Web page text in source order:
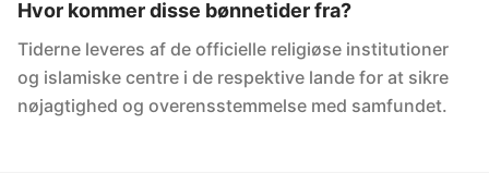
Hvor kommer disse bønnetider fra?
Tiderne leveres af de officielle religiøse institutioner
og islamiske centre i de respektive lande for at sikre
nøjagtighed og overensstemmelse med samfundet.